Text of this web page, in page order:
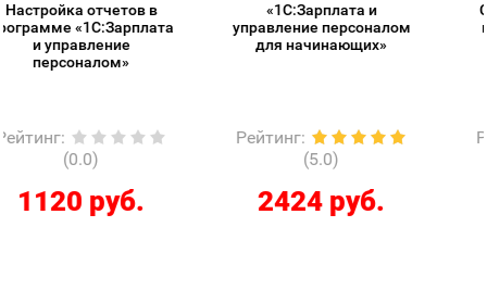
«1С:Зарплата и
управление персоналом
для начинающих»
Рейтинг:
2424 руб.
Старт в 1С – обзорный
курс для начинающих
Рейтинг:
286 руб.